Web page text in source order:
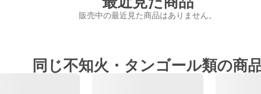
販売中の最近見た商品はありません。
同じ不知火・タンゴール類の商